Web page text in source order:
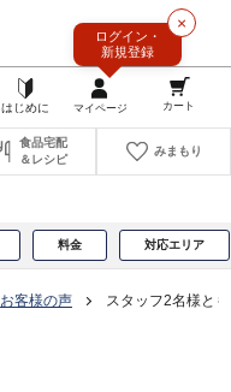
×
ログイン・
新規登録
食品宅配
＆レシピ
みまもり
料金 対応エリア
お客様の声 スタッフ2名様と